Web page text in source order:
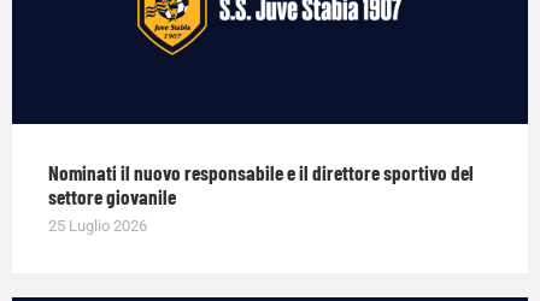
Nominati il nuovo responsabile e il direttore sportivo del
settore giovanile
25 Luglio 2026